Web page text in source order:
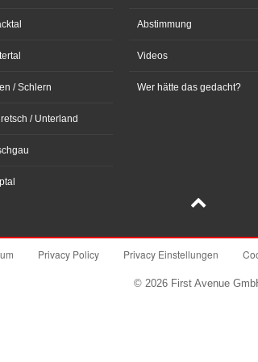
/ Schlern
/ Unterland
Abstimmung
Videos
Wer hätte das gedacht?
Privacy Policy Privacy Einstellungen
© 2026 First Avenue